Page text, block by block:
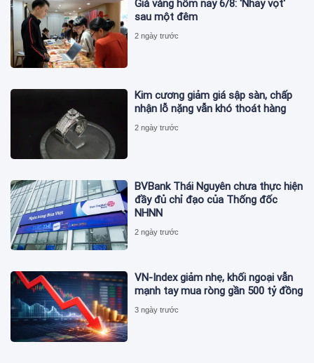
Giá vàng hôm nay 6/8: 'Nhảy vọt'
sau một đêm
2 ngày trước
Kim cương giảm giá sập sàn, chấp
nhận lỗ nặng vẫn khó thoát hàng
2 ngày trước
BVBank Thái Nguyên chưa thực hiện
đầy đủ chỉ đạo của Thống đốc
NHNN
2 ngày trước
VN-Index giảm nhẹ, khối ngoại vẫn
mạnh tay mua ròng gần 500 tỷ đồng
3 ngày trước